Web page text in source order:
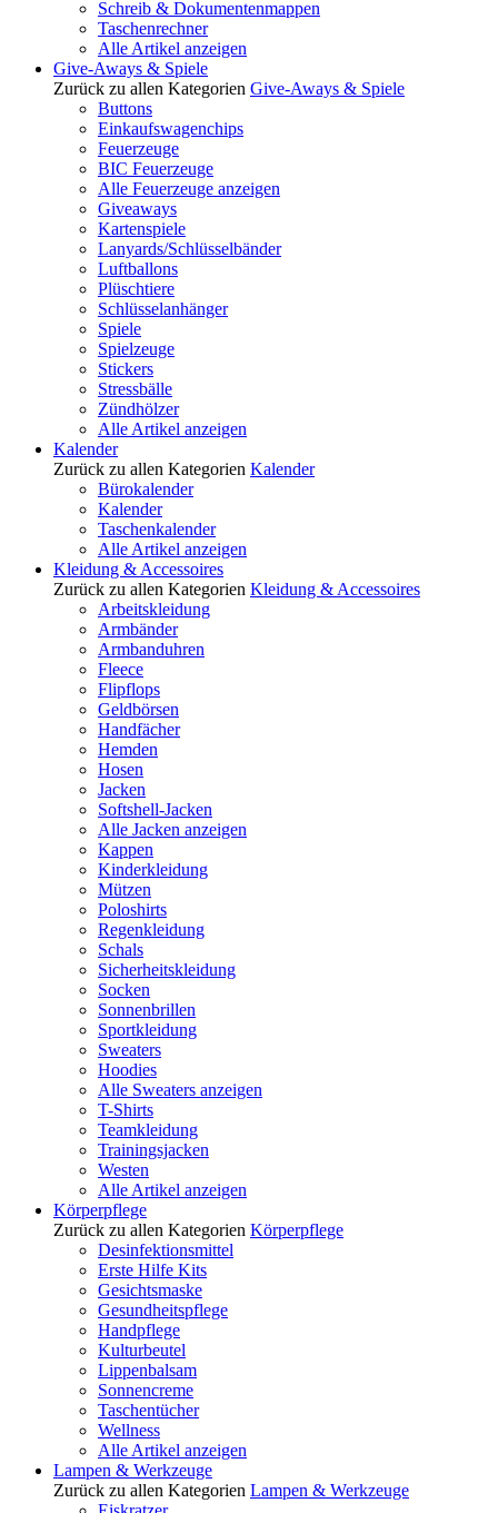
Schreib & Dokumentenmappen
Taschenrechner
Alle Artikel anzeigen
Give-Aways & Spiele
Zurück zu allen Kategorien Give-Aways & Spiele
Buttons
Einkaufswagenchips
Feuerzeuge
BIC Feuerzeuge
Alle Feuerzeuge anzeigen
Giveaways
Kartenspiele
Lanyards/Schlüsselbänder
Luftballons
Plüschtiere
Schlüsselanhänger
Spiele
Spielzeuge
Stickers
Stressbälle
Zündhölzer
Alle Artikel anzeigen
Kalender
Zurück zu allen Kategorien Kalender
Bürokalender
Kalender
Taschenkalender
Alle Artikel anzeigen
Kleidung & Accessoires
Zurück zu allen Kategorien Kleidung & Accessoires
Arbeitskleidung
Armbänder
Armbanduhren
Fleece
Flipflops
Geldbörsen
Handfächer
Hemden
Hosen
Jacken
Softshell-Jacken
Alle Jacken anzeigen
Kappen
Kinderkleidung
Mützen
Poloshirts
Regenkleidung
Schals
Sicherheitskleidung
Socken
Sonnenbrillen
Sportkleidung
Sweaters
Hoodies
Alle Sweaters anzeigen
T-Shirts
Teamkleidung
Trainingsjacken
Westen
Alle Artikel anzeigen
Körperpflege
Zurück zu allen Kategorien Körperpflege
Desinfektionsmittel
Erste Hilfe Kits
Gesichtsmaske
Gesundheitspflege
Handpflege
Kulturbeutel
Lippenbalsam
Sonnencreme
Taschentücher
Wellness
Alle Artikel anzeigen
Lampen & Werkzeuge
Zurück zu allen Kategorien Lampen & Werkzeuge